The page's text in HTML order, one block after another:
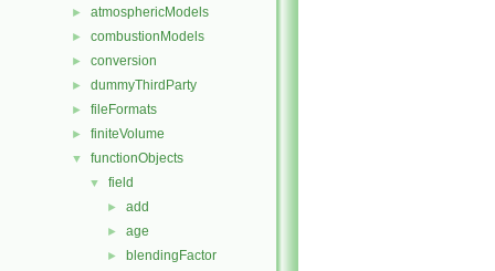
► atmosphericModels
► combustionModels
► conversion
► dummyThirdParty
► fileFormats
► finiteVolume
▼ functionObjects
▼ field
► add
► age
► blendingFactor